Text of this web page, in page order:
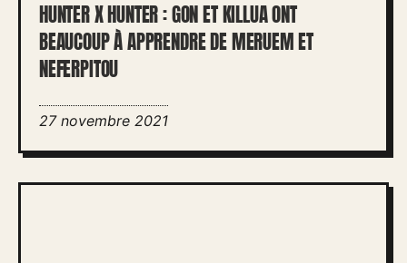
HUNTER X HUNTER : GON ET KILLUA ONT
BEAUCOUP À APPRENDRE DE MERUEM ET
NEFERPITOU
27 novembre 2021